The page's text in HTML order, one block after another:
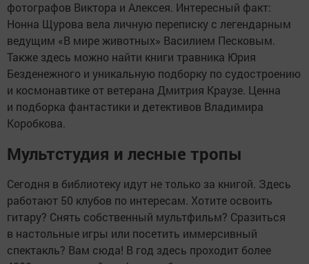
фотографов Виктора и Алексея. Интересный факт:
Нонна Щурова вела личную переписку с легендарным
ведущим «В мире животных» Василием Песковым.
Также здесь можно найти книги травника Юрия
Безденежного и уникальную подборку по судостроению
и космонавтике от ветерана Дмитрия Краузе. Ценна
и подборка фантастики и детективов Владимира
Коробкова.
Мультстудия и лесные тропы
Сегодня в библиотеку идут не только за книгой. Здесь
работают 50 клубов по интересам. Хотите освоить
гитару? Снять собственный мультфильм? Сразиться
в настольные игры или посетить иммерсивный
спектакль? Вам сюда! В год здесь проходит более